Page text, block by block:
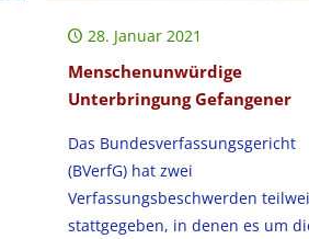
28. Januar 2021
Menschenunwürdige
Unterbringung Gefangener
Das Bundesverfassungsgericht
(BVerfG) hat zwei
Verfassungsbeschwerden
stattgegeben, in denen es um